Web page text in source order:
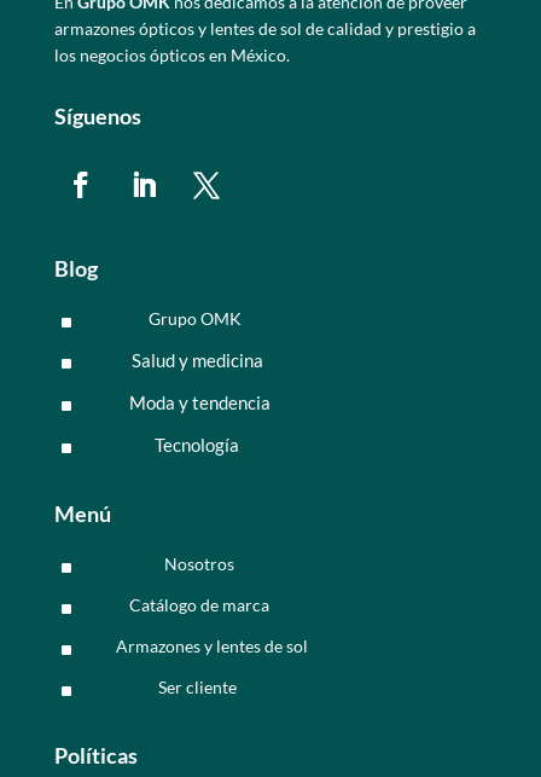
armazones ópticos y lentes de sol de calidad y prestigio a
los negocios ópticos en México.
Síguenos
Blog
^ Grupo OMK
^ Salud y medicina
^ Moda y tendencia
^ Tecnología
Menú
^ Nosotros
^ Catálogo de marca
^ Armazones y lentes de sol
^ Ser cliente
Políticas